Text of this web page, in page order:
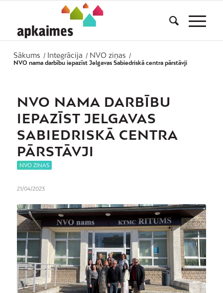
Sākums / Integrācija / NVO ziņas
/
NVO nama darbību iepazīst Jelgavas Sabiedriskā centra pārstāvji
NVO NAMA DARBĪBU
IEPAZĪST JELGAVAS
SABIEDRISKĀ CENTRA
PĀRSTĀVJI
NVO ZIŅAS
21/04/2023